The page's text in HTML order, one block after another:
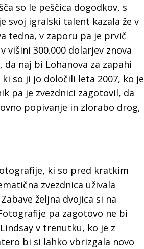
so le peščica dogodkov, s
svoj igralski talent kazala že v
tedna, v zaporu pa je prvič
višini 300.000 dolarjev znova
da naj bi Lohanova za zapahi
so ji jo določili leta 2007, ko je
pa je zvezdnici zagotovil, da
popivanje in zlorabo drog,
ki so pred kratkim
zvezdnica uživala
Zabave željna dvojica si na
pa zagotovo ne bi
v trenutku, ko je z
bi si lahko vbrizgala novo